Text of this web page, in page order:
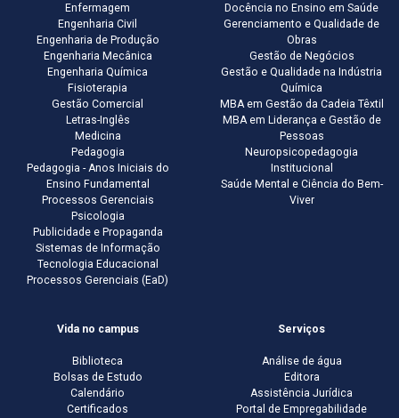
Enfermagem
Engenharia Civil
Engenharia de Produção
Engenharia Mecânica
Engenharia Química
Fisioterapia
Gestão Comercial
Letras-Inglês
Medicina
Pedagogia
Pedagogia - Anos Iniciais do
Ensino Fundamental
Processos Gerenciais
Psicologia
Publicidade e Propaganda
Sistemas de Informação
Tecnologia Educacional
Processos Gerenciais (EaD)
Docência no Ensino em Saúde
Gerenciamento e Qualidade de
Obras
Gestão de Negócios
Gestão e Qualidade na Indústria
Química
MBA em Gestão da Cadeia Têxtil
MBA em Liderança e Gestão de
Pessoas
Neuropsicopedagogia
Institucional
Saúde Mental e Ciência do Bem-
Viver
Vida no campus
Biblioteca
Bolsas de Estudo
Calendário
Certificados
Serviços
Análise de água
Editora
Assistência Jurídica
Portal de Empregabilidade